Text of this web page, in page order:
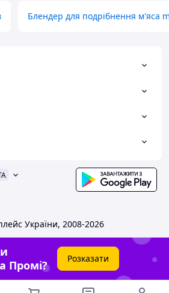
Блендер для подрібнення м'яса
України, 2008-2026
Промі?
Розказати